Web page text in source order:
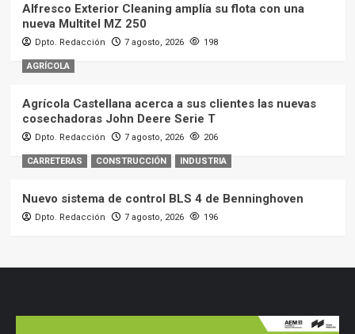
Alfresco Exterior Cleaning amplía su flota con una
nueva Multitel MZ 250
Dpto. Redacción 7 agosto, 2026 198
AGRÍCOLA
Agrícola Castellana acerca a sus clientes las nuevas
cosechadoras John Deere Serie T
Dpto. Redacción 7 agosto, 2026 206
CARRETERAS CONSTRUCCIÓN INDUSTRIA
Nuevo sistema de control BLS 4 de Benninghoven
Dpto. Redacción 7 agosto, 2026 196